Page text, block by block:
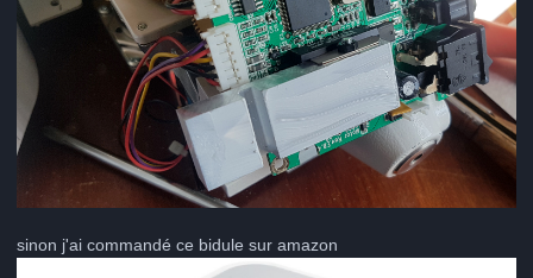
sinon j'ai commandé ce bidule sur amazon